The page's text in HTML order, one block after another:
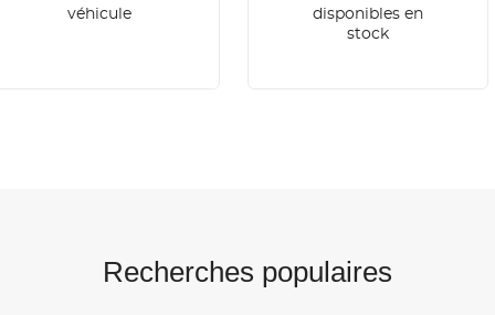
véhicule
disponibles en
stock
Recherches populaires